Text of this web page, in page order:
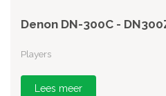
Denon DN-300C -
Players
Lees meer